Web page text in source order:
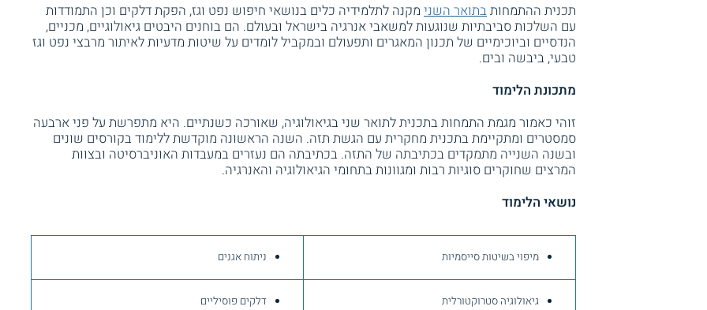
תכנית ההתמחותבתואר השני מקנה לתלמידיה כלים בנושאי חיפוש נפט וגז, הפקת דלקים וכן התמודדות
עם השלכות סביבתיות שנוגעות למשאבי אנרגיה בישראל ובעולם. הם בוחנים היבטים גיאולוגיים, מכניים,
הנדסיים וביוכימיים של תכנון המאגרים ותפעולם ובמקביל לומדים על שיטות מדעיות לאיתור מרבצי נפט וגז
טבעי, ביבשה ובים.
מתכונת הלימוד
זוהי כאמור מגמת התמחות בתכנית לתואר שני בגיאולוגיה, שאורכה כשנתיים. היא מתפרשת על פני ארבעה
סמסטרים ומתקיימת בתכנית מחקרית עם הגשת תזה. השנה הראשונה מוקדשת ללימוד בקורסים שונים
ובשנה השנייה מתמקדים בכתיבתה של התזה. בכתיבתה הם נעזרים במעבדות האוניברסיטה ובצוות
המרצים שחוקרים סוגיות רבות ומגוונות בתחומי הגיאולוגיה והאנרגיה.
נושאי הלימוד
מיפוי בשיטות סייסמיות ניתוח אגנים
גיאולוגיה סטרוקטורלית דלקים פוסיליים